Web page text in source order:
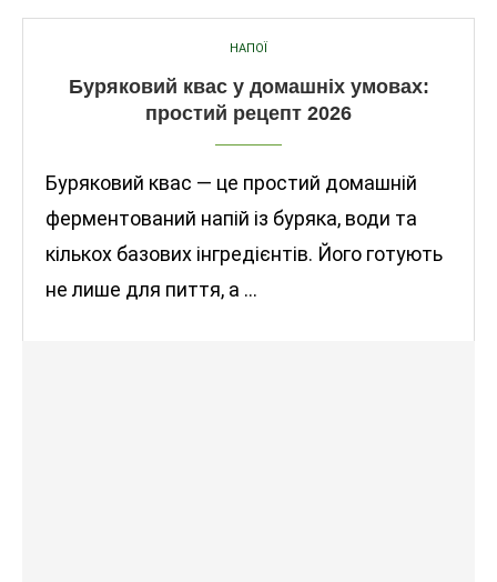
НАПОЇ
Буряковий квас у домашніх умовах:
простий рецепт 2026
Буряковий квас — це простий домашній
ферментований напій із буряка, води та
кількох базових інгредієнтів. Його готують
не лише для пиття, а …